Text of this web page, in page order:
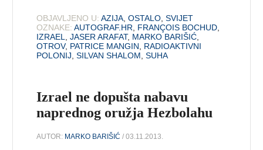
OBJAVLJENO U: AZIJA ,OSTALO ,SVIJET
OZNAKE: AUTOGRAF.HR FRANÇOIS BOCHUD
IZRAEL
,JASER ARAFAT, MARKO BARIŠIĆ
OTROV, PATRICE MANGIN
RADIOAKTIVNI
POLONIJ ,SILVAN SHALOM ,SUHA
Izrael ne dopušta nabavu
naprednog oružja Hezbolahu
AUTOR: MARKO BARIŠIĆ / 03.11.2013.